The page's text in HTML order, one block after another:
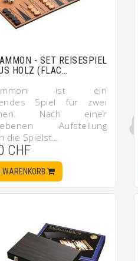
- SET REISESPIEL
HOLZ (FLAC…
ist ein
Spiel für zwei
Nach einer
Aufstellung
die Spielst…
CHF
WARENKORB